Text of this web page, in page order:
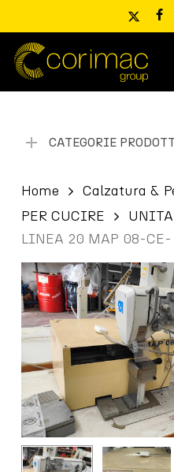
main
content
x-
Ricerca
prodotti
CATEGORIE
Home Calzatura &
PER CUCIRE
LINEA 20 MAP 08-CE-